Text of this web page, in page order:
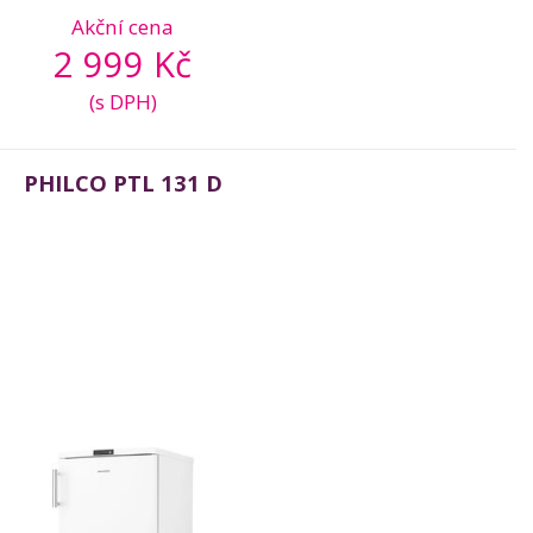
Akční cena
2 999 Kč
(s DPH)
PHILCO PTL 131 D